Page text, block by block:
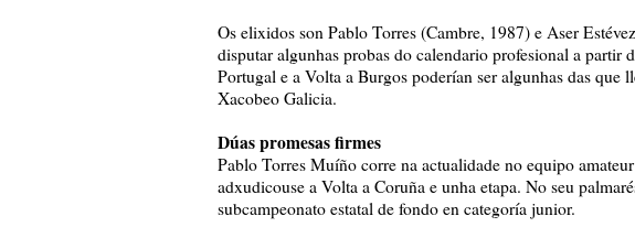
Os elixidos son Pablo Torres (Cambre, 1987) e Aser
disputar algunhas probas do calendario profesional a partir
Portugal e a Volta a Burgos poderían ser algunhas das que
Xacobeo Galicia.
Dúas promesas firmes
Pablo Torres Muíño corre na actualidade no equipo
adxudicouse a Volta a Coruña e unha etapa. No seu
subcampeonato estatal de fondo en categoría junior.